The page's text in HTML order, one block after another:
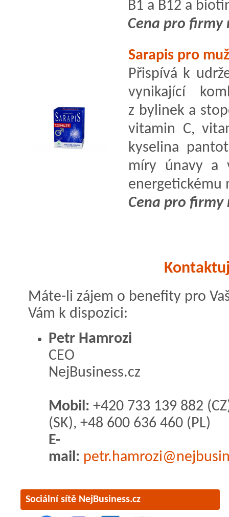
B1 a B12 a
Cena pro firmy
Sarapis pro
Přispívá k
vynikající
z bylinek a
vitamin C,
kyselina
míry únavy a
energetickému
Cena pro firmy
Máte-li zájem o benefity pro
Vám k dispozici:
Petr Hamrozi
CEO
NejBusiness.cz
Mobil: +420 733 139 882
(SK), +48 600 636 460 (PL)
E-
mail:
Sociální sítě NejBusiness.cz